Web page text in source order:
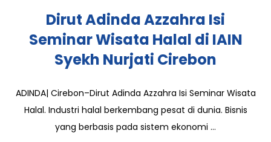
Dirut Adinda Azzahra Isi
Seminar Wisata Halal di IAIN
Syekh Nurjati Cirebon
ADINDA| Cirebon–Dirut Adinda Azzahra Isi Seminar Wisata
Halal. Industri halal berkembang pesat di dunia. Bisnis
yang berbasis pada sistem ekonomi ...